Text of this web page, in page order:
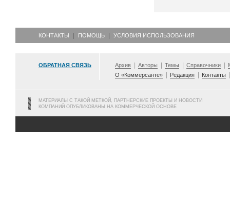
КОНТАКТЫ ПОМОЩЬ УСЛОВИЯ ИСПОЛЬЗОВАНИЯ
ОБРАТНАЯ СВЯЗЬ Архив Авторы Темы Справочники
О «Коммерсанте»
Редакция Контакты
МАТЕРИАЛЫ С ТАКОЙ МЕТКОЙ, ПАРТНЕРСКИЕ ПРОЕКТЫ И НОВОСТИ
КОМПАНИЙ ОПУБЛИКОВАНЫ НА КОММЕРЧЕСКОЙ ОСНОВЕ